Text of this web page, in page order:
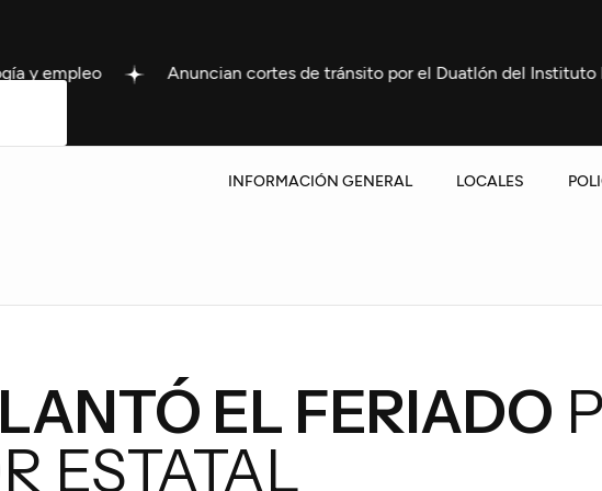
Anuncian cortes de tránsito por el Duatlón del Instituto Bértora este
INFORMACIÓN GENERAL LOCALES
EL FERIADO
ESTATAL